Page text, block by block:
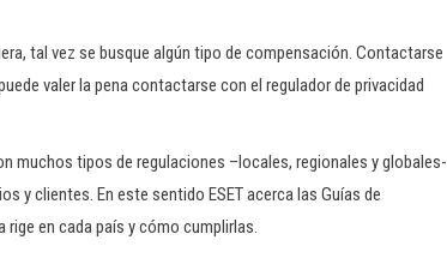
tal vez se busque algún tipo de compensación. Contactarse
valer la pena contactarse con el regulador de privacidad
muchos tipos de regulaciones –locales, regionales y globales-
y clientes. En este sentido ESET acerca las Guías de
en cada país y cómo cumplirlas.